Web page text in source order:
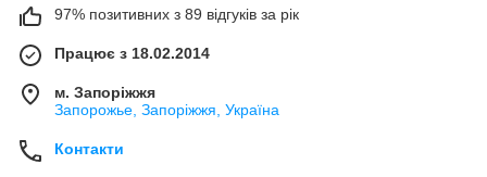
97% позитивних з 89 відгуків за рік
Працює з 18.02.2014
м. Запоріжжя
Запорожье, Запоріжжя, Україна
Контакти